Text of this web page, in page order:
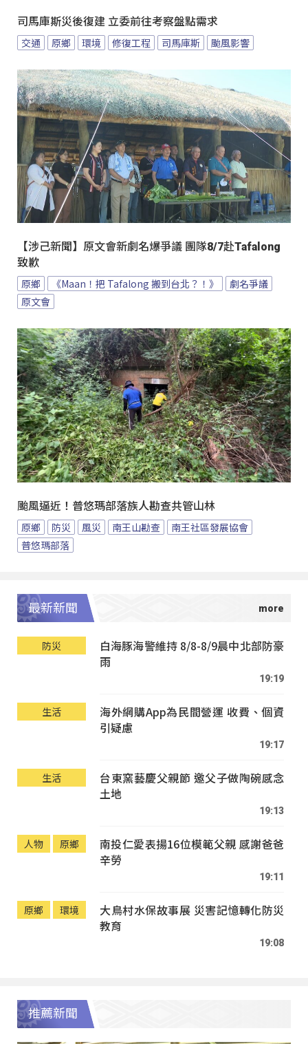
司馬庫斯災後復建 立委前往考察盤點需求
交通 原鄉 環境 修復工程 司馬庫斯 颱風影響
【涉己新聞】原文會新劇名爆爭議 團隊8/7赴Tafalong
致歉
原鄉 《Maan！把 Tafalong 搬到台北？！》
劇名爭議
原文會
颱風逼近！普悠瑪部落族人勘查共管山林
原鄉 防災 風災 南王山勘查
南王社區發展協會
普悠瑪部落
最新新聞
防災
白海豚海警維持 8/8-8/9晨中北部防豪
雨
19:19
生活
海外網購App為民間營運 收費、個資
引疑慮
19:17
生活
台東窯藝慶父親節 邀父子做陶碗感念
土地
19:13
人物 原鄉
南投仁愛表揚16位模範父親 感謝爸爸
辛勞
19:11
原鄉 環境
大鳥村水保故事展 災害記憶轉化防災
教育
19:08
推薦新聞